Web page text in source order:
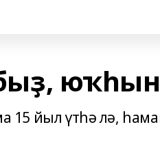
15 йыл үтһә лә,